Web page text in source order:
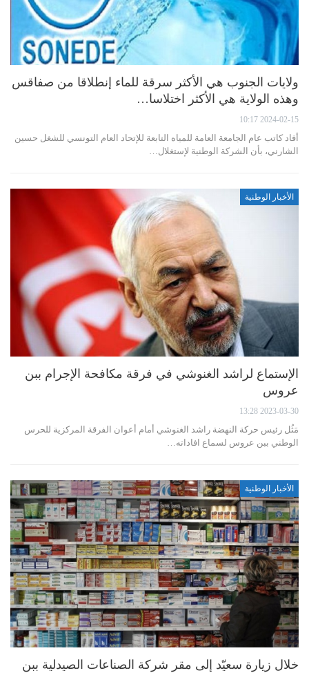
ولايات الجنوب هي الأكثر سرقة للماء إنطلاقا من صفاقس
وهذه الولاية هي الأكثر اختلاسا…
2024-02-15 10:17
أفاد كاتب عام الجامعة العامة للمياه التابعة للإتحاد العام التونسي للشغل حسين
الشارني، بأن الشركة الوطنية لإستغلال…
الأخبار الوطنية
الإستماع لراشد الغنوشي في فرقة مكافحة الإجرام ببن
عروس
2023-03-30 13:28
مَثُل رئيس حركة النهضة راشد الغنوشي أمام أعوان الفرقة المركزية للحرس
الوطني ببن عروس لسماع افاداته…
الأخبار الوطنية
خلال زيارة سعيّد إلى مقر شركة الصناعات الصيدلية ببن